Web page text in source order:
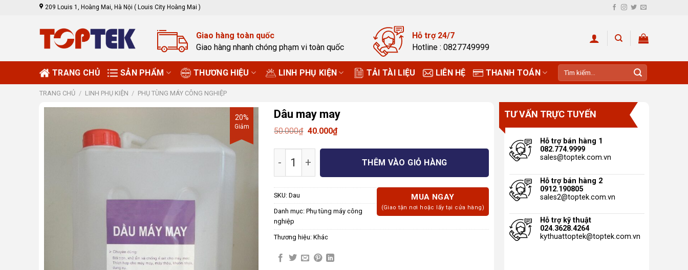
209 Louis 1, Hoàng Mai, Hà Nội ( Louis City Hoàng Mai )
Giao hàng toàn quốc
Giao hàng nhanh chóng phạm vi toàn quốc
Hỗ trợ 24/7
Hotline : 0827749999
TRANG CHỦ SẢN PHẨM THƯƠNG HIỆU LINH PHỤ KIỆN TẢI TÀI LIỆU LIÊN HỆ THANH TOÁN
Tìm
kiếm:
TRANG CHỦ / LINH PHỤ KIỆN / PHỤ TÙNG MÁY CÔNG NGHIỆP
20%
Giảm
Dâu may may
50.000₫ Giá
là:
40.000₫Giá
hiện
tại
40.000₫.
Dâu may may số lượng
THÊM VÀO GIỎ HÀNG
MUA NGAY
(Giao tận nơi hoặc lấy tại cửa hàng)
SKU:Dau
Danh mục:Phụ tùng máy công
nghiệp
Thương hiệu:Khác
TƯ VẤN TRỰC TUYẾN
Hỗ trợ bán hàng 1
082.774.9999
sales@toptek.com.vn
Hỗ trợ bán hàng 2
0912.190805
sales2@toptek.com.vn
Hỗ trợ kỹ thuật
024.3628.4264
kythuattoptek@toptek.com.vn